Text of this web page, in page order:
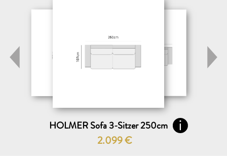
HOLMER Sofa 3-Sitzer 250cm
2.099€